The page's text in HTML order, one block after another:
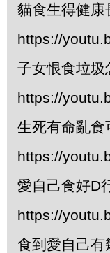
貓食生得健康
https://
子女恨食垃
https://
生死有命亂
https://
愛自己食好D
https://
食到愛自己